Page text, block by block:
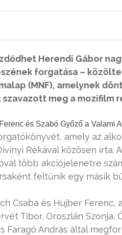
Herendi Gábor
forgatása –
(MNF), amelynek
meg a mozifilm
és Szabó Győző a Valami
amely az
Rékával közösen írta.
több akciójelenetre
feltűnik egy másik
Csaba és Hujber
Tibor, Oroszlán Szonja,
Faragó András által